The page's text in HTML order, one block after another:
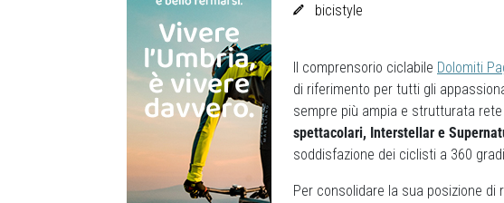
bicistyle
Il comprensorio ciclabile Dolomiti
di riferimento per tutti gli
sempre più ampia e strutturata
spettacolari, Interstellar e
soddisfazione dei ciclisti a 360
Per consolidare la sua posizione di